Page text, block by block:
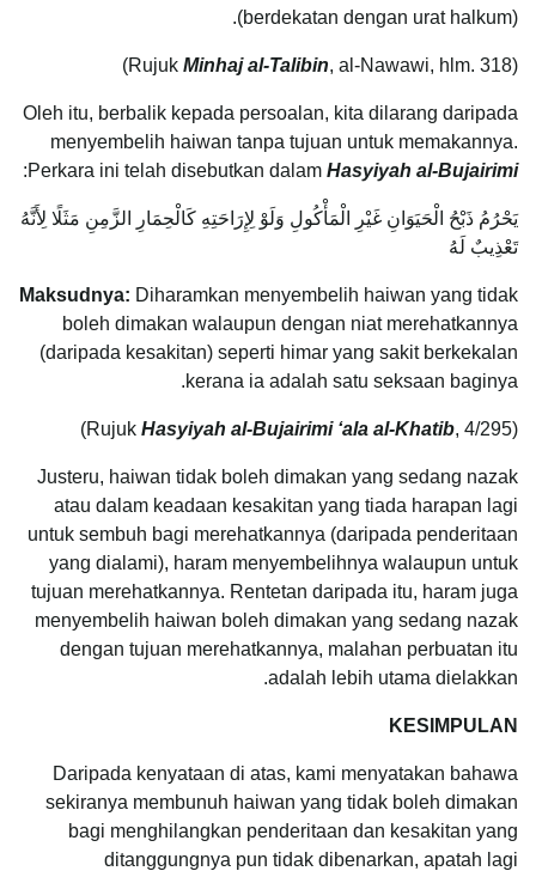
(berdekatan dengan urat halkum).
(Rujuk
Minhaj al-Talibin, al-Nawawi, hlm. 318)
Oleh itu, berbalik kepada persoalan, kita dilarang daripada
menyembelih haiwan tanpa tujuan untuk memakannya.
Perkara ini telah disebutkan dalam Hasyiyah al-Bujairimi
:
يَحْرُمُ ذَبْحُ الْحَيَوَانِ غَيْرِ الْمَأْكُولِ وَلَوْ لِإِرَاحَتِهِ كَالْحِمَارِ الزَّمِنِ مَثَلًا لِأَنَّهُ
تَعْذِيبٌ لَهُ
Maksudnya: Diharamkan menyembelih haiwan yang tidak
boleh dimakan walaupun dengan niat merehatkannya
(daripada kesakitan) seperti himar yang sakit berkekalan
kerana ia adalah satu seksaan baginya.
(Rujuk
Hasyiyah al-Bujairimi ‘ala al-Khatib, 4/295)
Justeru, haiwan tidak boleh dimakan yang sedang nazak
atau dalam keadaan kesakitan yang tiada harapan lagi
untuk sembuh bagi merehatkannya (daripada penderitaan
yang dialami), haram menyembelihnya walaupun untuk
tujuan merehatkannya. Rentetan daripada itu, haram juga
menyembelih haiwan boleh dimakan yang sedang nazak
dengan tujuan merehatkannya, malahan perbuatan itu
adalah lebih utama dielakkan.
KESIMPULAN
Daripada kenyataan di atas, kami menyatakan bahawa
sekiranya membunuh haiwan yang tidak boleh dimakan
bagi menghilangkan penderitaan dan kesakitan yang
ditanggungnya pun tidak dibenarkan, apatah lagi